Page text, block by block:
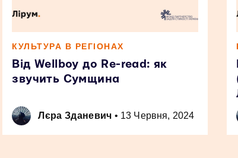
КУЛЬТУРА В РЕГІОНАХ
Від Wellboy до Re-read: як
звучить Сумщина
Лєра Зданевич • 13 Червня, 2024